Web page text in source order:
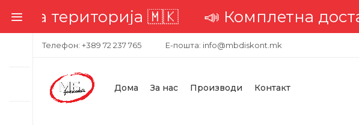
територија 🇲🇰📣 Комплетна
Телефон: +389 72 237 765 Е-пошта: info@mbdiskont.mk
Дома За нас Производи Контакт